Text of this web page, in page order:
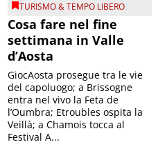
TURISMO & TEMPO LIBERO
Cosa fare nel fine
settimana in Valle
d’Aosta
GiocAosta prosegue tra le vie
del capoluogo; a Brissogne
entra nel vivo la Feta de
l’Oumbra; Etroubles ospita la
Veillà; a Chamois tocca al
Festival A...